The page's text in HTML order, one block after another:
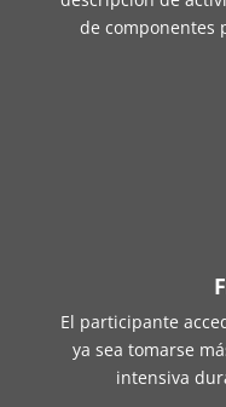
de componentes
El participante
ya sea tomarse
intensiva